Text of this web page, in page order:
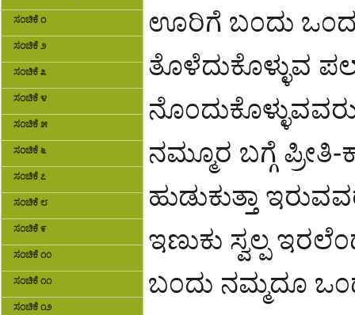
ಸಂಚಿಕೆ ೧
ಸಂಚಿಕೆ ೨
ಸಂಚಿಕೆ ೩
ಸಂಚಿಕೆ ೪
ಸಂಚಿಕೆ ೫
ಸಂಚಿಕೆ ೬
ಸಂಚಿಕೆ ೭
ಸಂಚಿಕೆ ೮
ಸಂಚಿಕೆ ೯
ಸಂಚಿಕೆ ೧೦
ಸಂಚಿಕೆ ೧೧
ಸಂಚಿಕೆ ೧೨
ಊರಿಗೆ ಬ೦ದು
ತೊಳೆದುಕೊಳ್ಳುವ
ನಮ್ಮೂರ ಬಗ್ಗೆ ಪ್ರೀತಿ-
ಹುಡುಕುತ್ತಾ
ಇಣುಕು ಸ್ವಲ್ಪ
ಬ೦ದು ನಮ್ಮದೂ